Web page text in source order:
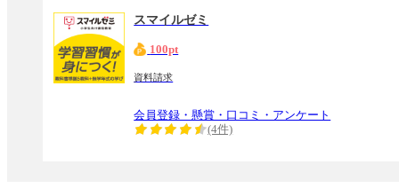
スマイルゼミ
100pt
資料請求
会員登録・懸賞・口コミ・アンケート
(4件)